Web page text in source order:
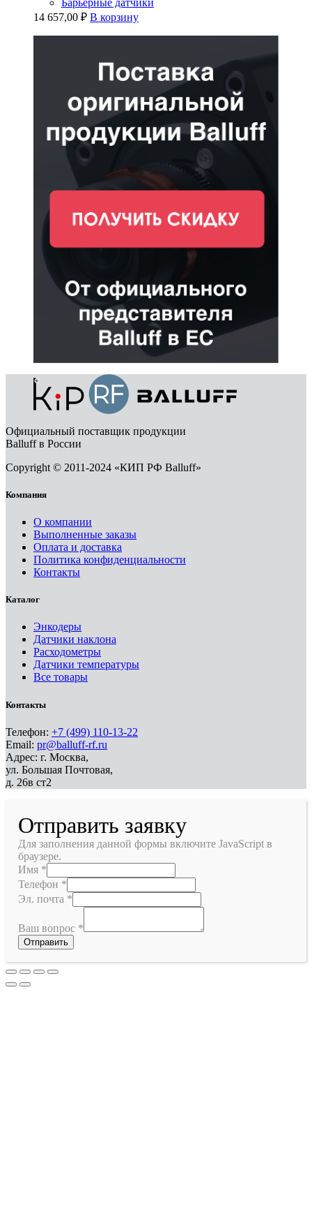
14 657,00 ₽ В корзину
Официальный поставщик продукции
Balluff в России
Copyright © 2011-2024 «КИП РФ Balluff»
Компания
О компании
Выполненные заказы
Оплата и доставка
Политика конфиденциальности
Контакты
Каталог
Энкодеры
Датчики наклона
Расходометры
Датчики температуры
Все товары
Контакты
Телефон: +7 (499) 110-13-22
Email: pr@balluff-rf.ru
Адрес: г. Москва,
ул. Большая Почтовая,
д. 26в ст2
Отправить заявку
Для заполнения данной формы включите JavaScript в
браузере.
Имя *
Телефон *
Эл. почта *
Ваш вопрос *
Отправить